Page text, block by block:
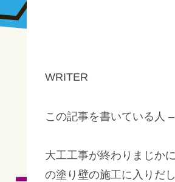
WRITER
この記事を書いている人
大工工事が終わりまじか
の塗り壁の施工に入りだ